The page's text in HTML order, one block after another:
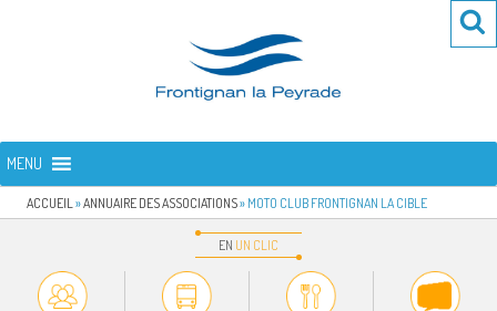
FRONTIGNAN LA PEYRADE
MENU
ACCUEIL »ANNUAIRE DES ASSOCIATIONS» MOTO CLUB FRONTIGNAN LA CIBLE
EN UN CLIC